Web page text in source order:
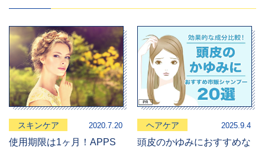
スキンケア 2020.7.20
使用期限は1ヶ月！APPS
ヘアケア 2025.9.4
頭皮のかゆみにおすすめな